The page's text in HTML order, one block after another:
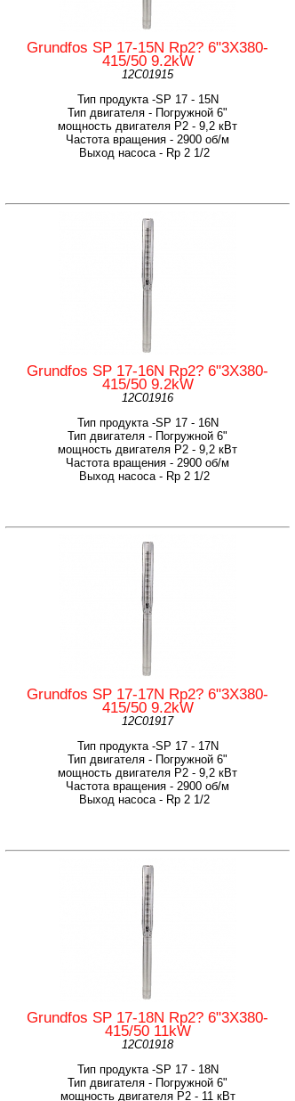
Grundfos SP 17-15N Rp2? 6"3X380-
415/50 9.2kW
12C01915
Тип продукта -SP 17 - 15N
Тип двигателя - Погружной 6"
мощность двигателя Р2 - 9,2 кВт
Частота вращения - 2900 об/м
Выход насоса - Rp 2 1/2
Grundfos SP 17-16N Rp2? 6"3X380-
415/50 9.2kW
12C01916
Тип продукта -SP 17 - 16N
Тип двигателя - Погружной 6"
мощность двигателя Р2 - 9,2 кВт
Частота вращения - 2900 об/м
Выход насоса - Rp 2 1/2
Grundfos SP 17-17N Rp2? 6"3X380-
415/50 9.2kW
12C01917
Тип продукта -SP 17 - 17N
Тип двигателя - Погружной 6"
мощность двигателя Р2 - 9,2 кВт
Частота вращения - 2900 об/м
Выход насоса - Rp 2 1/2
Grundfos SP 17-18N Rp2? 6"3X380-
415/50 11kW
12C01918
Тип продукта -SP 17 - 18N
Тип двигателя - Погружной 6"
мощность двигателя Р2 - 11 кВт